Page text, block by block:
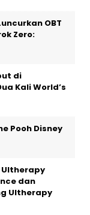
OBT
Zero:
di
Kali World’s
Pooh Disney
Ultherapy
dan
Ultherapy